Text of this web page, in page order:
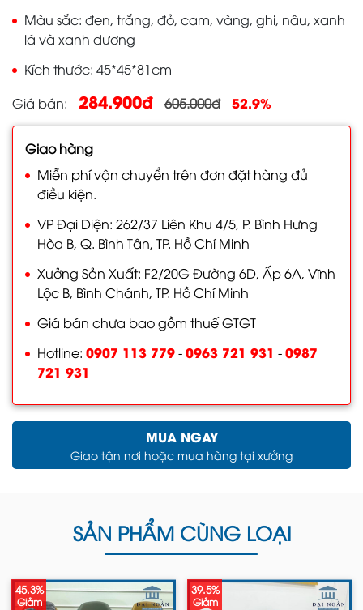
Màu sắc đen, trắng, đỏ, cam, vàng, ghi, nâu, xanh
lá và xanh dương
Kích thước 45*45*81cm
Giá bán
284.900đ 605.000đ 52.9%
Giao hàng
Miễn phí vận chuyển trên đơn đặt hàng đủ
điều kiện.
VP Đại Diện: 262/37 Liên Khu 4/5, P. Bình Hưng
Hòa B, Q. Bình Tân, TP. Hồ Chí Minh
Xưởng Sản Xuất: F2/20G Đường 6D, Ấp 6A, Vĩnh
Lộc B, Bình Chánh, TP. Hồ Chí Minh
Giá bán chưa bao gồm thuế GTGT
Hotline: 0907 113 779-0963 721 931 -0987
721 931
MUA NGAY
Giao tận nơi hoặc mua hàng tại xưởng
SẢN PHẨM CÙNG LOẠI
45.3%
Giảm
39.5%
Giảm